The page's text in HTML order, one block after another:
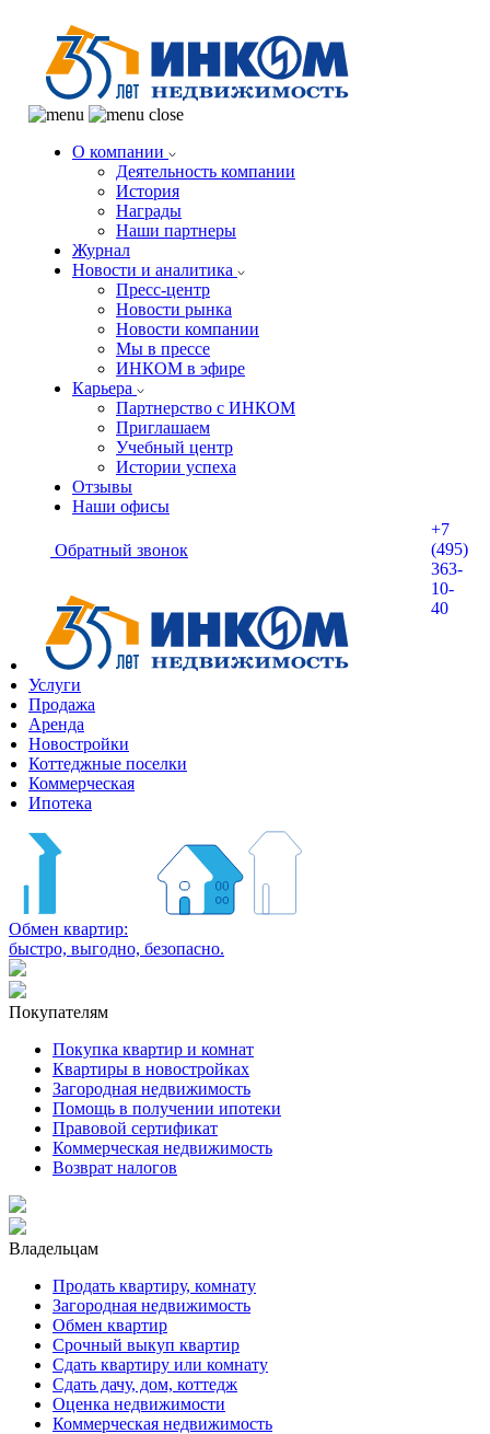
О компании
Деятельность компании
История
Награды
Наши партнеры
Журнал
Новости и аналитика
Пресс-центр
Новости рынка
Новости компании
Мы в прессе
ИНКОМ в эфире
Карьера
Партнерство с ИНКОМ
Приглашаем
Учебный центр
Истории успеха
Отзывы
Наши офисы
+7
(495)
363-
10-
40
Обратный звонок
Услуги
Продажа
Аренда
Новостройки
Коттеджные поселки
Коммерческая
Ипотека
Обмен квартир:
быстро, выгодно, безопасно.
Покупателям
Покупка квартир и комнат
Квартиры в новостройках
Загородная недвижимость
Помощь в получении ипотеки
Правовой сертификат
Коммерческая недвижимость
Возврат налогов
Владельцам
Продать квартиру, комнату
Загородная недвижимость
Обмен квартир
Срочный выкуп квартир
Сдать квартиру или комнату
Сдать дачу, дом, коттедж
Оценка недвижимости
Коммерческая недвижимость